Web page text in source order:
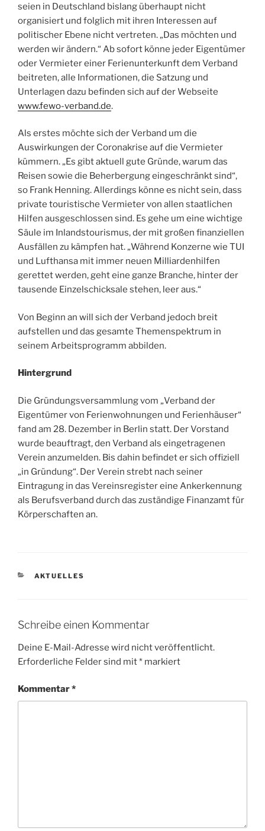
seien in Deutschland bislang überhaupt nicht
organisiert und folglich mit ihren Interessen auf
politischer Ebene nicht vertreten. „Das möchten und
werden wir ändern.“ Ab sofort könne jeder Eigentümer
oder Vermieter einer Ferienunterkunft dem Verband
beitreten, alle Informationen, die Satzung und
Unterlagen dazu befinden sich auf der Webseite
www.fewo-verband.de.
Als erstes möchte sich der Verband um die
Auswirkungen der Coronakrise auf die Vermieter
kümmern. „Es gibt aktuell gute Gründe, warum das
Reisen sowie die Beherbergung eingeschränkt sind“,
so Frank Henning. Allerdings könne es nicht sein, dass
private touristische Vermieter von allen staatlichen
Hilfen ausgeschlossen sind. Es gehe um eine wichtige
Säule im Inlandstourismus, der mit großen finanziellen
Ausfällen zu kämpfen hat. „Während Konzerne wie TUI
und Lufthansa mit immer neuen Milliardenhilfen
gerettet werden, geht eine ganze Branche, hinter der
tausende Einzelschicksale stehen, leer aus.“
Von Beginn an will sich der Verband jedoch breit
aufstellen und das gesamte Themenspektrum in
seinem Arbeitsprogramm abbilden.
Hintergrund
Die Gründungsversammlung vom „Verband der
Eigentümer von Ferienwohnungen und Ferienhäuser“
fand am 28. Dezember in Berlin statt. Der Vorstand
wurde beauftragt, den Verband als eingetragenen
Verein anzumelden. Bis dahin befindet er sich offiziell
„in Gründung“. Der Verein strebt nach seiner
Eintragung in das Vereinsregister eine Ankerkennung
als Berufsverband durch das zuständige Finanzamt für
Körperschaften an.
KATEGORIEN
AKTUELLES
Schreibe einen Kommentar
Deine E-Mail-Adresse wird nicht veröffentlicht.
Erforderliche Felder sind mit* markiert
Kommentar*